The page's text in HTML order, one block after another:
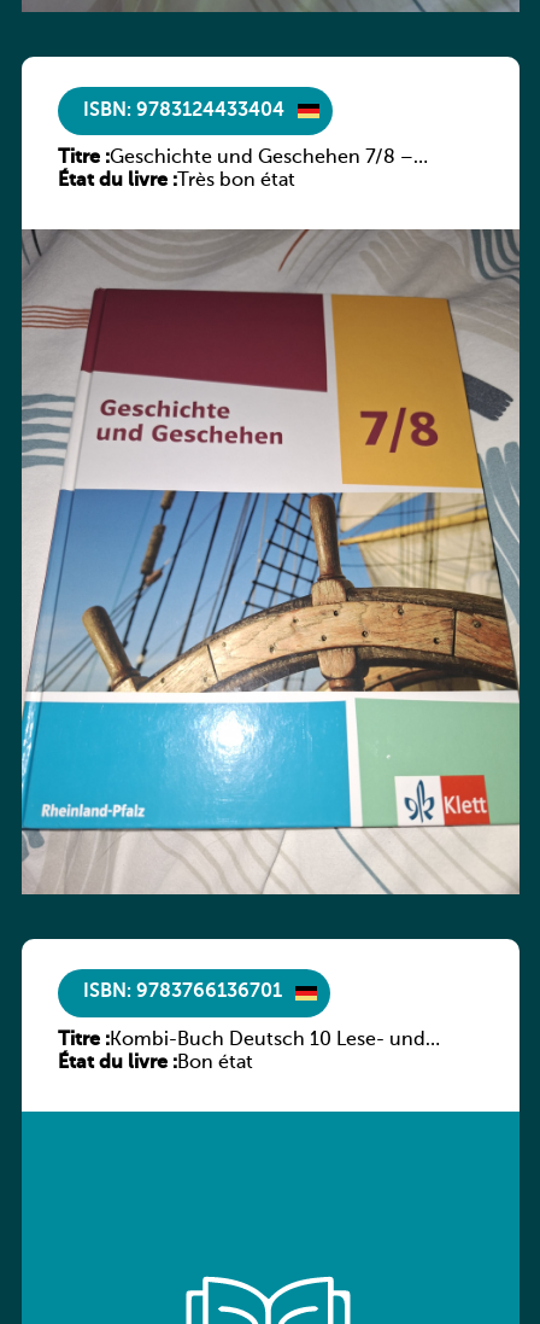
ISBN: 9783124433404
Titre :Geschichte und Geschehen 7/8 –
Rheinland-Pfalz
État du livre :Très bon état
ISBN: 9783766136701
Titre :Kombi-Buch Deutsch 10 Lese- und
Sprachbuch
État du livre :Bon état